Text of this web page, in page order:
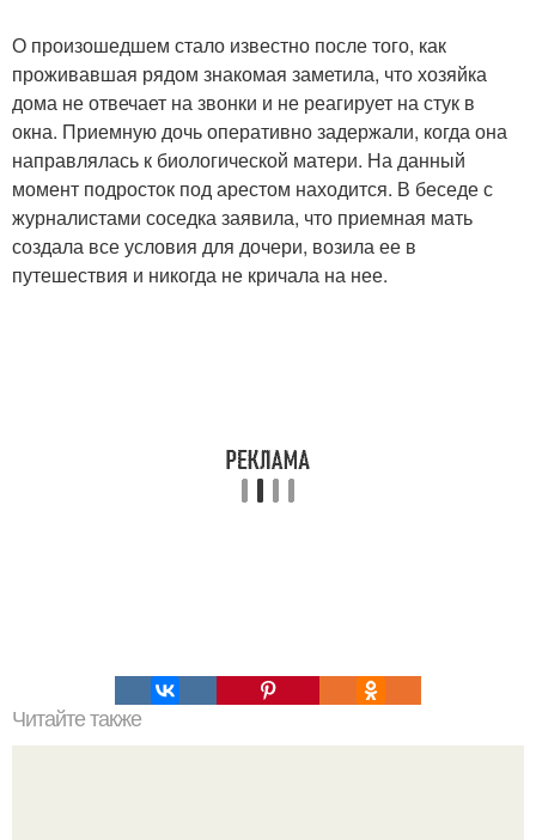
О произошедшем стало известно после того, как
проживавшая рядом знакомая заметила, что хозяйка
дома не отвечает на звонки и не реагирует на стук в
окна. Приемную дочь оперативно задержали, когда она
направлялась к биологической матери. На данный
момент подросток под арестом находится. В беседе с
журналистами соседка заявила, что приемная мать
создала все условия для дочери, возила ее в
путешествия и никогда не кричала на нее.
Читайте также